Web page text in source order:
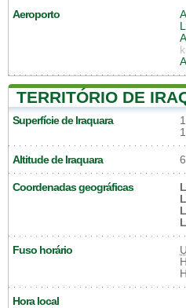
Aeroporto
TERRITÓRIO DE
Superfície de Iraquara
Altitude de Iraquara
Coordenadas geográficas
Fuso horário
Hora local